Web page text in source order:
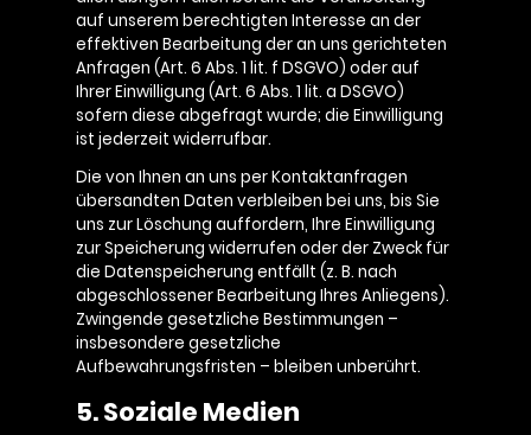
auf unserem berechtigten Interesse an der
effektiven Bearbeitung der an uns gerichteten
Anfragen (Art. 6 Abs. 1 lit. f DSGVO) oder auf
Ihrer Einwilligung (Art. 6 Abs. 1 lit. a DSGVO)
sofern diese abgefragt wurde; die Einwilligung
ist jederzeit widerrufbar.
Die von Ihnen an uns per Kontaktanfragen
übersandten Daten verbleiben bei uns, bis Sie
uns zur Löschung auffordern, Ihre Einwilligung
zur Speicherung widerrufen oder der Zweck für
die Datenspeicherung entfällt (z. B. nach
abgeschlossener Bearbeitung Ihres Anliegens).
Zwingende gesetzliche Bestimmungen –
insbesondere gesetzliche
Aufbewahrungsfristen – bleiben unberührt.
5. Soziale Medien